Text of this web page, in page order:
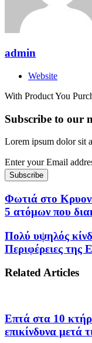
admin
Website
With Product You
Subscribe to our
Lorem ipsum dolor sit
Enter your Email
Φωτιά στο
5 ατόμων που
Πολύ υψηλός
Περιφέρειες της
Related Articles
Επτά στα 10
επικίνδυνα μετά